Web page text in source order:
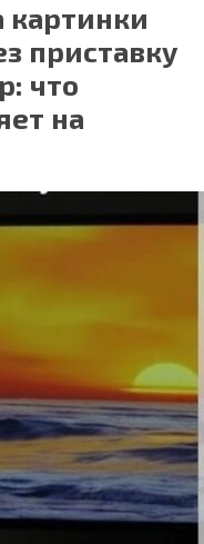
картинки
приставку
что
на